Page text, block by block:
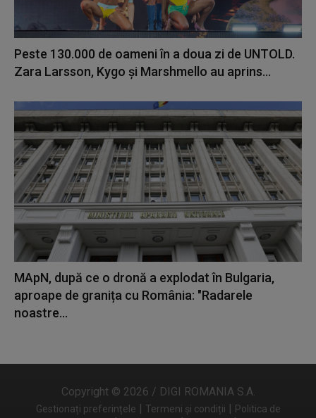
Peste 130.000 de oameni în a doua zi de UNTOLD.
Zara Larsson, Kygo și Marshmello au aprins...
MApN, după ce o dronă a explodat în Bulgaria,
aproape de granița cu România: "Radarele
noastre...
Copyright © 2026 / DIGI ROMANIA S.A.
Gestionați preferințele Termeni și condiții
Politica de